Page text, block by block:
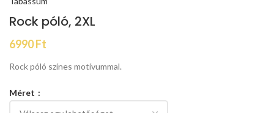
Rock póló, 2XL
6990Ft
Rock póló színes motívummal.
Méret